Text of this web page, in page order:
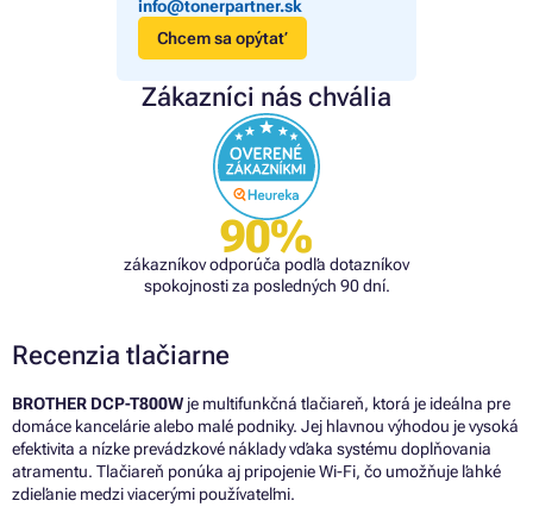
info@tonerpartner.sk
Chcem sa opýtať
Zákazníci nás chvália
90%
zákazníkov odporúča podľa dotazníkov
spokojnosti za posledných 90 dní.
Recenzia tlačiarne
BROTHER DCP-T800W je multifunkčná tlačiareň, ktorá je ideálna pre
domáce kancelárie alebo malé podniky. Jej hlavnou výhodou je vysoká
efektivita a nízke prevádzkové náklady vďaka systému doplňovania
atramentu. Tlačiareň ponúka aj pripojenie Wi-Fi, čo umožňuje ľahké
zdieľanie medzi viacerými používateľmi.